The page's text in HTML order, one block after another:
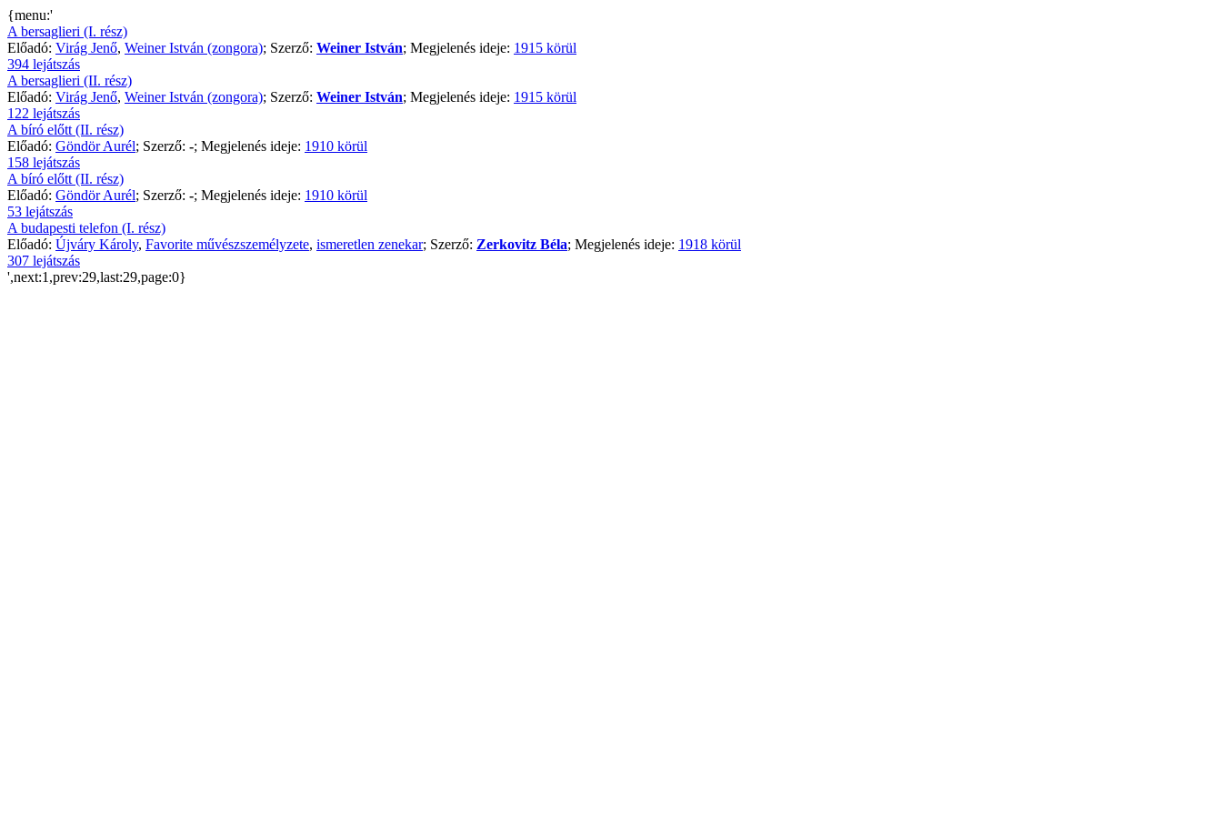
{menu:'
A bersaglieri (I. rész)
Előadó: Virág Jenő, Weiner István (zongora); Szerző: Weiner István; Megjelenés ideje: 1915 körül
394 lejátszás
A bersaglieri (II. rész)
Előadó: Virág Jenő, Weiner István (zongora); Szerző: Weiner István; Megjelenés ideje: 1915 körül
122 lejátszás
A bíró előtt (II. rész)
Előadó: Göndör Aurél; Szerző: -; Megjelenés ideje: 1910 körül
158 lejátszás
A bíró előtt (II. rész)
Előadó: Göndör Aurél; Szerző: -; Megjelenés ideje: 1910 körül
53 lejátszás
A budapesti telefon (I. rész)
Előadó: Újváry Károly, Favorite művészszemélyzete, ismeretlen zenekar; Szerző: Zerkovitz Béla; Megjelenés ideje: 1918 körül
307 lejátszás
',next:1,prev:29,last:29,page:0}